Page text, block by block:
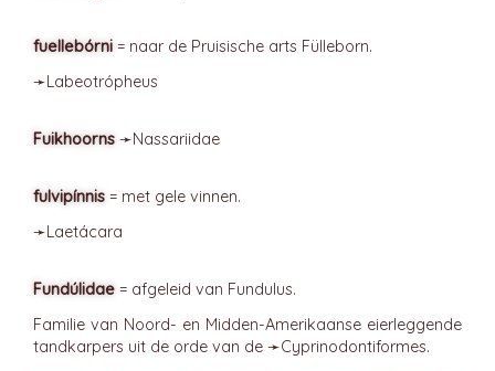
fuellebórni = naar de Pruisische arts Fülleborn.
➛Labeotrópheus
Fuikhoorns ➛Nassariidae
fulvipínnis = met gele vinnen.
➛Laetácara
Fundúlidae = afgeleid van Fundulus.
Familie van Noord- en Midden-Amerikaanse eierleggende
tandkarpers uit de orde van de ➛Cyprinodontiformes.